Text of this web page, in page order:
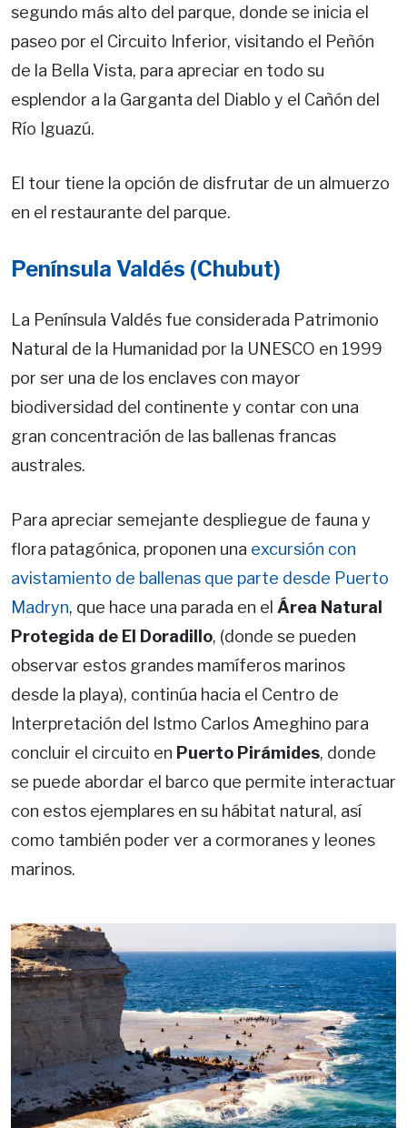
segundo más alto del parque, donde se inicia el
paseo por el Circuito Inferior, visitando el Peñón
de la Bella Vista, para apreciar en todo su
esplendor a la Garganta del Diablo y el Cañón del
Río Iguazú.
El tour tiene la opción de disfrutar de un almuerzo
en el restaurante del parque.
Península Valdés (Chubut)
La Península Valdés fue considerada Patrimonio
Natural de la Humanidad por la UNESCO en 1999
por ser una de los enclaves con mayor
biodiversidad del continente y contar con una
gran concentración de las ballenas francas
australes.
Para apreciar semejante despliegue de fauna y
flora patagónica, proponen una excursión con
avistamiento de ballenas que parte desde Puerto
Madryn, que hace una parada en el Área Natural
Protegida de El Doradillo, (donde se pueden
observar estos grandes mamíferos marinos
desde la playa), continúa hacia el Centro de
Interpretación del Istmo Carlos Ameghino para
concluir el circuito en Puerto Pirámides, donde
se puede abordar el barco que permite interactuar
con estos ejemplares en su hábitat natural, así
como también poder ver a cormoranes y leones
marinos.